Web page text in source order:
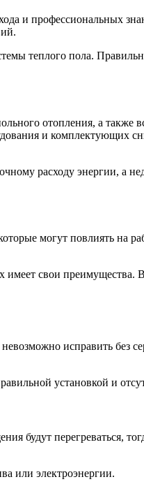
и профессиональных
теплого пола.
отопления, а также
и комплектующих
расходу энергии, а
могут повлиять на
свои преимущества.
исправить без
установкой и
будут перегреваться,
или электроэнергии.